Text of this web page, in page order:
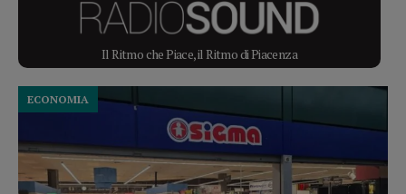
Il Ritmo che Piace, il Ritmo di Piacenza
ECONOMIA